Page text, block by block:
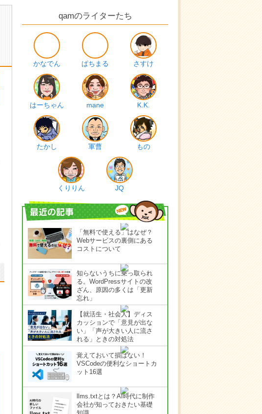
qamのライターたち
かなでん ぱちまる さすけ
はーちゃん mane K.K.
たかし 軍曹 もの
くりりん JQ
「無料で使える」はなぜ？
Webサービスの裏側にある
コストについて
知らないうちに乗っ取られ
る。WordPressサイトの改
ざん、原因の多くは「更新
忘れ」
【就活生・社会人】ディス
カッションで「意見が出な
い」「声が大きい人に流さ
れる」ときの対処法
覚えておいて損はない！
VSCodeの便利なショートカ
ット16選
llms.txtとは？AI時代に制作
会社が知っておきたい基礎